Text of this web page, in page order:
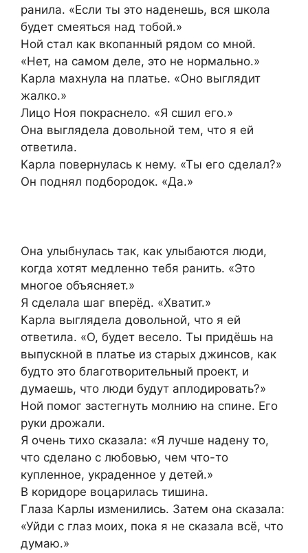
ранила. «Если ты это наденешь, вся школа
будет смеяться над тобой.»
Ной стал как вкопанный рядом со мной.
«Нет, на самом деле, это не нормально.»
Карла махнула на платье. «Оно выглядит
жалко.»
Лицо Ноя покраснело. «Я сшил его.»
Она выглядела довольной тем, что я ей
ответила.
Карла повернулась к нему. «Ты его сделал?»
Он поднял подбородок. «Да.»
Она улыбнулась так, как улыбаются люди,
когда хотят медленно тебя ранить. «Это
многое объясняет.»
Я сделала шаг вперёд. «Хватит.»
Карла выглядела довольной, что я ей
ответила. «О, будет весело. Ты придёшь на
выпускной в платье из старых джинсов, как
будто это благотворительный проект, и
думаешь, что люди будут аплодировать?»
Ной помог застегнуть молнию на спине. Его
руки дрожали.
Я очень тихо сказала: «Я лучше надену то,
что сделано с любовью, чем что-то
купленное, украденное у детей.»
В коридоре воцарилась тишина.
Глаза Карлы изменились. Затем она сказала:
«Уйди с глаз моих, пока я не сказала всё, что
думаю.»